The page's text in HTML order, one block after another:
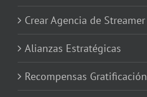
Crear Agencia de Streamer
Alianzas Estratégicas
Recompensas Gratificación